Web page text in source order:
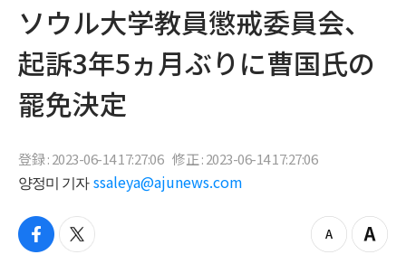
ソウル大学教員懲戒委員会、
起訴3年5ヵ月ぶりに曹国氏の
罷免決定
登録 : 2023-06-14 17:27:06 修正 : 2023-06-14 17:27:06
양정미 기자 ssaleya@ajunews.com
f
t
z
Z